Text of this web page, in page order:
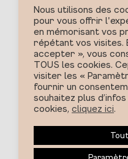
Nous utilisons des
pour vous offrir
en mémorisant vos
répétant vos visites.
accepter », vous
TOUS les cookies.
visiter les «
fournir un
souhaitez plus
cookies, cliquez ici.